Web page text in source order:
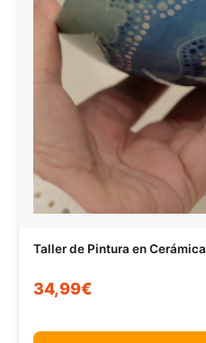
Taller de Pintura en Cerámica
34,99€